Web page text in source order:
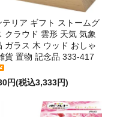
テリア ギフト ストームグ
クラウド 雲形 天気 気象
ガラス 木 ウッド おしゃ
貨 置物 記念品 333-417
円(税込3,333円)